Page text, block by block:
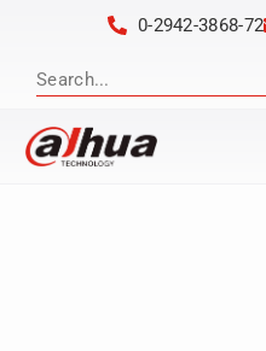
0-2942-3868-72